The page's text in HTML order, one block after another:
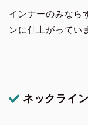
インナーのみなら
ンに仕上がってい
ネックライン